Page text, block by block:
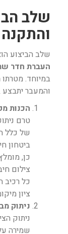
שלב
שלב הביצוע
העברת חדר
במיוחד.
והמעבר יתבצע
הכנות
טרם
של כלל
ביטחון
כן,
צילום
כל רכיב
ציון
ניתוק
ניתוק
שמירה